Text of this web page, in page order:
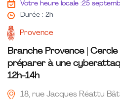
Votre heure locale :25
Durée : 2h
Provence
Branche Provence | Cercle
préparer à une
12h-14h
18, rue Jacques Réattu